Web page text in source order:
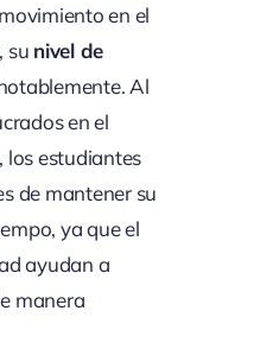
en el
su nivel de
Al
en el
los estudiantes
de mantener su
ya que el
ayudan a
manera